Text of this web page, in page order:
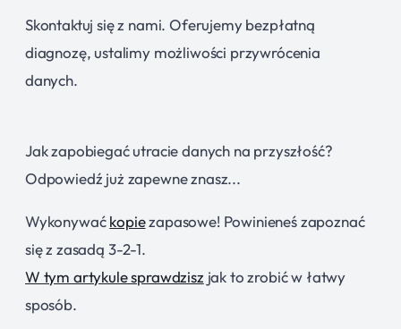
Skontaktuj się z nami. Oferujemy bezpłatną
diagnozę, ustalimy możliwości przywrócenia
danych.
Jak zapobiegać utracie danych na przyszłość?
Odpowiedź już zapewne znasz...
Wykonywaćkopiezapasowe! Powinieneś zapoznać
się z zasadą 3-2-1.
W tym artykule sprawdzisz jak to zrobić w łatwy
sposób.